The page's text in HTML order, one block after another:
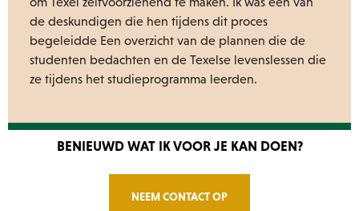
de deskundigen die hen tijdens dit proces
begeleidde Een overzicht van de plannen die de
studenten bedachten en de Texelse levenslessen die
ze tijdens het studieprogramma leerden.
BENIEUWD WAT IK VOOR JE KAN DOEN?
NEEM CONTACT OP